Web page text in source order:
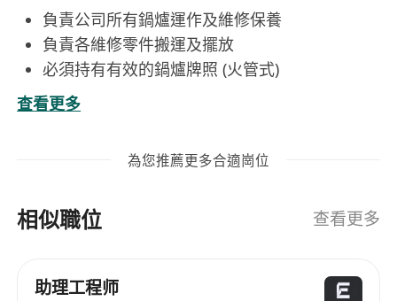
負責公司所有鍋爐運作及維修保養
負責各維修零件搬運及擺放
必須持有有效的鍋爐牌照 (火管式)
有意請 Whatsapp：***************
查看更多
為您推薦更多合適崗位
相似職位 查看更多
助理工程师